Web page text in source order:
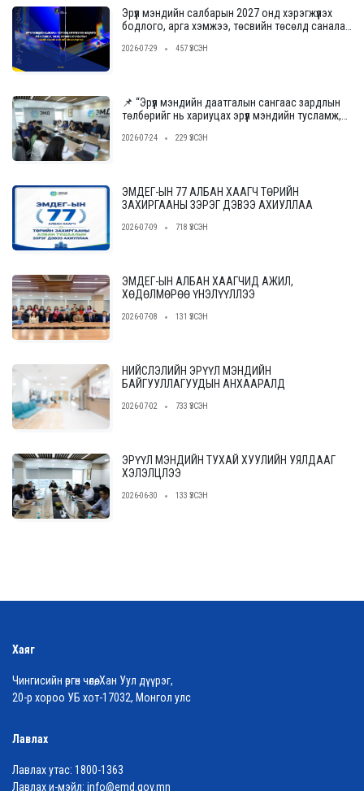
Эрүүл мэндийн салбарын 2027 онд хэрэгжүүлэх
бодлого, арга хэмжээ, төсвийн төсөлд саналаа
2026-07-29 457 ҮЗСЭН
📌 “Эрүүл мэндийн даатгалын сангаас зардлын
төлбөрийг нь хариуцах эрүүл мэндийн тусламж,
шалгаруулах журам”-ын төслийн ээлжит
2026-07-24 229 ҮЗСЭН
ЭМДЕГ-ЫН 77 АЛБАН ХААГЧ ТӨРИЙН
ЗАХИРГААНЫ ЗЭРЭГ ДЭВЭЭ АХИУЛЛАА
2026-07-09 718 ҮЗСЭН
ЭМДЕГ-ЫН АЛБАН ХААГЧИД АЖИЛ,
ХӨДӨЛМӨРӨӨ ҮНЭЛҮҮЛЛЭЭ
2026-07-08 131 ҮЗСЭН
НИЙСЛЭЛИЙН ЭРҮҮЛ МЭНДИЙН
БАЙГУУЛЛАГУУДЫН АНХААРАЛД
2026-07-02 733 ҮЗСЭН
ЭРҮҮЛ МЭНДИЙН ТУХАЙ ХУУЛИЙН УЯЛДААГ
ХЭЛЭЛЦЛЭЭ
2026-06-30 133 ҮЗСЭН
Хаяг
Чингисийн өргөн чөлөө, Хан Уул дүүрэг,
20-р хороо УБ хот-17032, Монгол улс
Лавлах
Лавлах утас: 1800-1363
Лавлах и-мэйл: info@emd.gov.mn